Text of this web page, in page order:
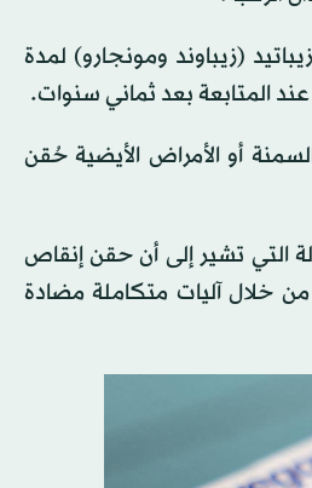
(زيباوند ومونجارو) لمدة
أو الأمراض الأيضية حُقن
التي تشير إلى أن حقن إنقاص
خلال آليات متكاملة مضادة